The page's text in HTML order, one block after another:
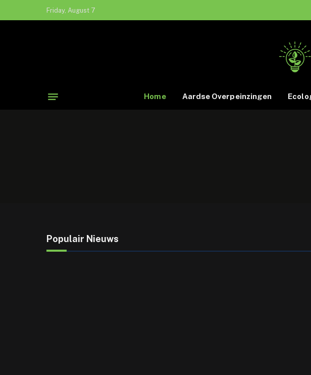
Friday, August 7
Home Aardse Overpeinzingen
Populair Nieuws